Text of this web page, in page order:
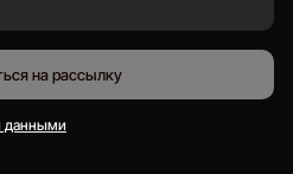
на рассылку
данными